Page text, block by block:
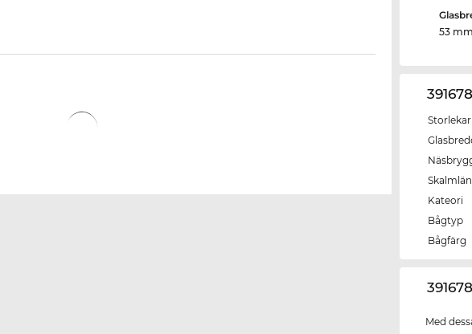
53 mm
Kateori
Bågtyp
Bågfärg
Med